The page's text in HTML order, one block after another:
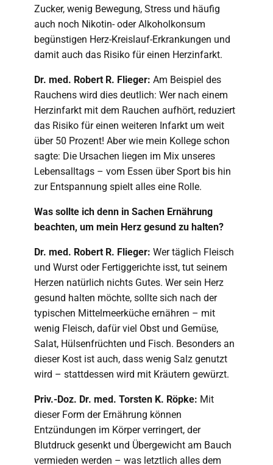
Zucker, wenig Bewegung, Stress und häufig
auch noch Nikotin- oder Alkoholkonsum
begünstigen Herz-Kreislauf-Erkrankungen und
damit auch das Risiko für einen Herzinfarkt.
Dr. med. Robert R. Flieger: Am Beispiel des
Rauchens wird dies deutlich: Wer nach einem
Herzinfarkt mit dem Rauchen aufhört, reduziert
das Risiko für einen weiteren Infarkt um weit
über 50 Prozent! Aber wie mein Kollege schon
sagte: Die Ursachen liegen im Mix unseres
Lebensalltags – vom Essen über Sport bis hin
zur Entspannung spielt alles eine Rolle.
Was sollte ich denn in Sachen Ernährung
beachten, um mein Herz gesund zu halten?
Dr. med. Robert R. Flieger: Wer täglich Fleisch
und Wurst oder Fertiggerichte isst, tut seinem
Herzen natürlich nichts Gutes. Wer sein Herz
gesund halten möchte, sollte sich nach der
typischen Mittelmeerküche ernähren – mit
wenig Fleisch, dafür viel Obst und Gemüse,
Salat, Hülsenfrüchten und Fisch. Besonders an
dieser Kost ist auch, dass wenig Salz genutzt
wird – stattdessen wird mit Kräutern gewürzt.
Priv.-Doz. Dr. med. Torsten K. Röpke: Mit
dieser Form der Ernährung können
Entzündungen im Körper verringert, der
Blutdruck gesenkt und Übergewicht am Bauch
vermieden werden – was letztlich alles dem